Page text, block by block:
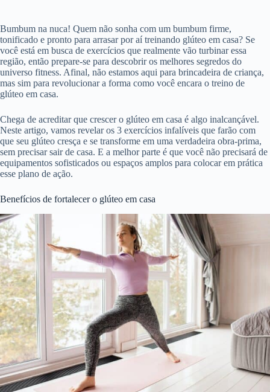
Bumbum na nuca! Quem não sonha com um bumbum firme,
tonificado e pronto para arrasar por aí treinando glúteo em casa? Se
você está em busca de exercícios que realmente vão turbinar essa
região, então prepare-se para descobrir os melhores segredos do
universo fitness. Afinal, não estamos aqui para brincadeira de criança,
mas sim para revolucionar a forma como você encara o treino de
glúteo em casa.
Chega de acreditar que crescer o glúteo em casa é algo inalcançável.
Neste artigo, vamos revelar os 3 exercícios infalíveis que farão com
que seu glúteo cresça e se transforme em uma verdadeira obra-prima,
sem precisar sair de casa. E a melhor parte é que você não precisará de
equipamentos sofisticados ou espaços amplos para colocar em prática
esse plano de ação.
Benefícios de fortalecer o glúteo em casa